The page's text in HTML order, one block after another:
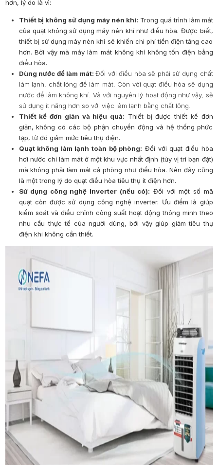
hơn, lý do là vì:
Thiết bị không sử dụng máy nén khí: Trong quá trình làm mát
của quạt không sử dụng máy nén khí như điều hòa. Được biết,
thiết bị sử dụng máy nén khí sẽ khiến chi phí tiền điện tăng cao
hơn. Bởi vậy mà máy làm mát không khí không tốn điện bằng
điều hòa.
Dùng nước để làm mát:Đối với điều hòa sẽ phải sử dụng chất
làm lạnh, chất lỏng để làm mát. Còn với quạt điều hòa sẽ dụng
nước để làm không khí. Và với nguyên lý hoạt động như vậy, sẽ
sử dụng ít năng hơn so với việc làm lạnh bằng chất lỏng.
Thiết kế đơn giản và hiệu quả: Thiết bị được thiết kế đơn
giản, không có các bộ phận chuyển động và hệ thống phức
tạp, từ đó giảm mức tiêu thụ điện.
Quạt không làm lạnh toàn bộ phòng: Đối với quạt điều hòa
hơi nước chỉ làm mát ở một khu vực nhất định (tùy vị trí bạn đặt)
mà không phải làm mát cả phòng như điều hòa. Nên đây cũng
là một trong lý do quạt điều hòa tiêu thụ ít điện hơn.
Sử dụng công nghệ Inverter (nếu có): Đối với một số mã
quạt còn được sử dụng công nghệ inverter. Ưu điểm là giúp
kiểm soát và điều chỉnh công suất hoạt động thông minh theo
nhu cầu thực tế của người dùng, bởi vậy giúp giảm tiêu thụ
điện khi không cần thiết.